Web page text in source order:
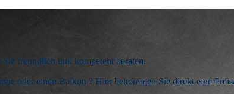
freundlich und kompetent beraten.
oder einen Balkon ? Hier bekommen Sie direkt eine